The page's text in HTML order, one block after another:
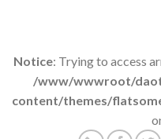
Notice: Trying to access
/www/wwwroot/
content/themes/